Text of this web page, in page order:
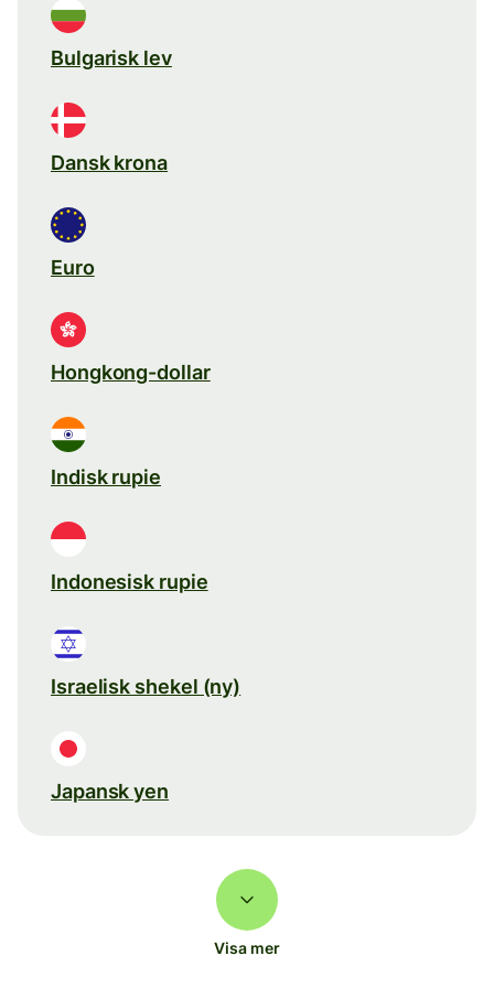
Bulgarisk lev
Dansk krona
Euro
Hongkong-dollar
Indisk rupie
Indonesisk rupie
Israelisk shekel (ny)
Japansk yen
Visa mer